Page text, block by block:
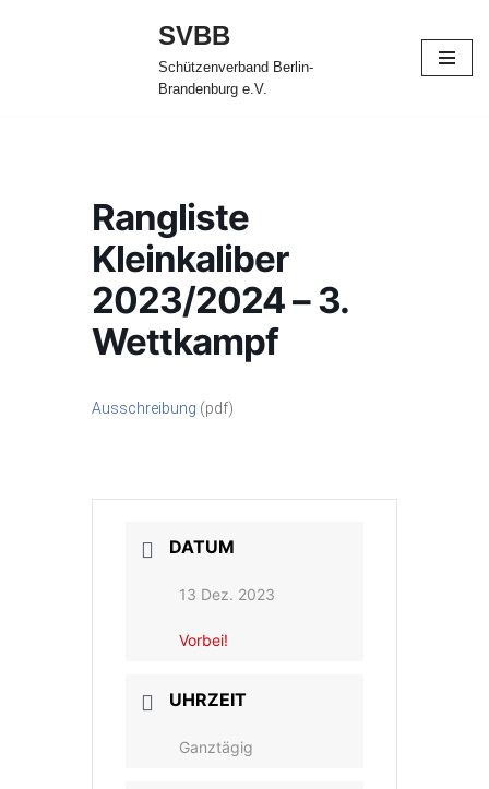
SVBB
Schützenverband Berlin-
Brandenburg e.V.
Rangliste
Kleinkaliber
2023/2024 – 3.
Wettkampf
Ausschreibung (pdf)
DATUM
13 Dez. 2023
Vorbei!
UHRZEIT
Ganztägig